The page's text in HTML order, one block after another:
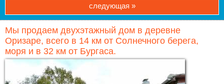
Расширенный поиск
следующая »
Мы продаем двухэтажный дом в деревне
Оризаре, всего в 14 км от Солнечного берега,
моря и в 32 км от Бургаса.